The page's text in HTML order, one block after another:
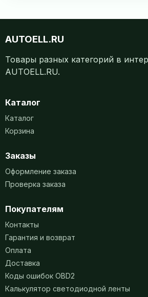
AUTOELL.RU
Товары разных категорий в
AUTOELL.RU.
Каталог
Каталог
Корзина
Заказы
Оформление заказа
Проверка заказа
Покупателям
Контакты
Гарантия и возврат
Оплата
Доставка
Коды ошибок OBD2
Калькулятор светодиодной ленты